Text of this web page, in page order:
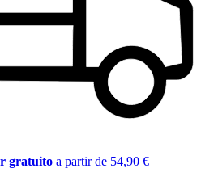
gratuito a partir de 54,90 €